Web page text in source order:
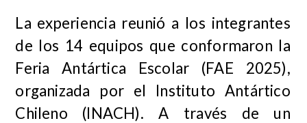
La experiencia reunió a los integrantes
de los 14 equipos que conformaron la
Feria Antártica Escolar (FAE 2025),
organizada por el Instituto Antártico
Chileno (INACH). A través de un